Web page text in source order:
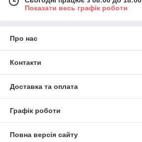
Показати весь графік роботи
Про нас
Контакти
Доставка та оплата
Графік роботи
Повна версія сайту